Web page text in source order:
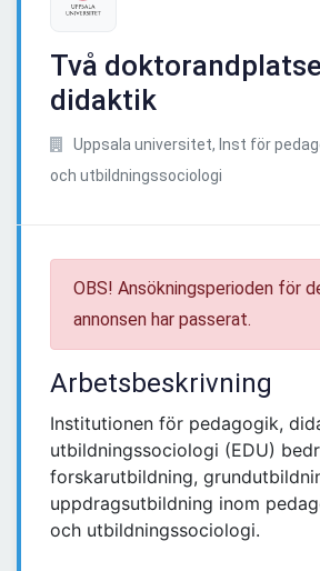
Två
didaktik
Uppsala universitet, Inst för
och utbildningssociologi
OBS! Ansökningsperioden för
annonsen har passerat.
Arbetsbeskrivning
Institutionen för pedagogik,
utbildningssociologi (EDU)
forskarutbildning,
uppdragsutbildning inom
och utbildningssociologi.